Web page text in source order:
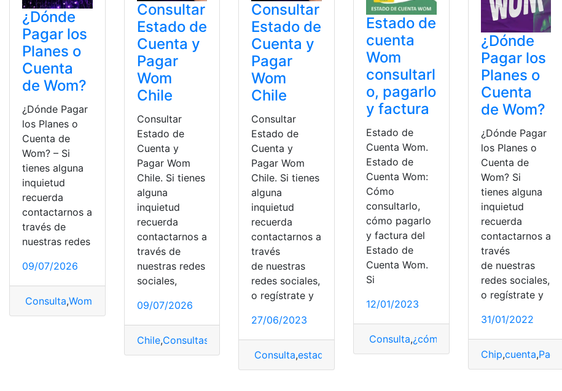
¿Dónde
Pagar los
Planes o
Cuenta
de Wom?
¿Dónde Pagar
los Planes o
Cuenta de
Wom? – Si
tienes alguna
inquietud
recuerda
contactarnos a
través de
nuestras redes
09/07/2026
Consulta,Wom Wom Chile
Consultar
Estado de
Cuenta y
Pagar
Wom
Chile
Consultar
Estado de
Cuenta y
Pagar Wom
Chile. Si tienes
alguna
inquietud
recuerda
contactarnos a
través de
nuestras redes
sociales,
09/07/2026
Chile,Consultas Estado de cuenta,top2,Wom
Consultar
Estado de
Cuenta y
Pagar
Wom
Chile
Consultar
Estado de
Cuenta y
Pagar Wom
Chile. Si tienes
alguna
inquietud
recuerda
contactarnos a
través
de nuestras
redes sociales,
o regístrate y
27/06/2023
Consulta,estado Estado de cuenta,Pagar,Wom Wom Chile
Estado de
cuenta
Wom
consultarl
o, pagarlo
y factura
Estado de
Cuenta Wom.
Estado de
Cuenta Wom:
Cómo
consultarlo,
cómo pagarlo
y factura del
Estado de
Cuenta Wom.
Si
12/01/2023
Consulta,¿cómo lo hago?,app wom,Wom
¿Dónde
Pagar los
Planes o
Cuenta
de Wom?
¿Dónde Pagar
los Planes o
Cuenta de
Wom? Si
tienes alguna
inquietud
recuerda
contactarnos a
través
de nuestras
redes sociales,
o regístrate y
31/01/2022
Chip,cuenta,Pagos